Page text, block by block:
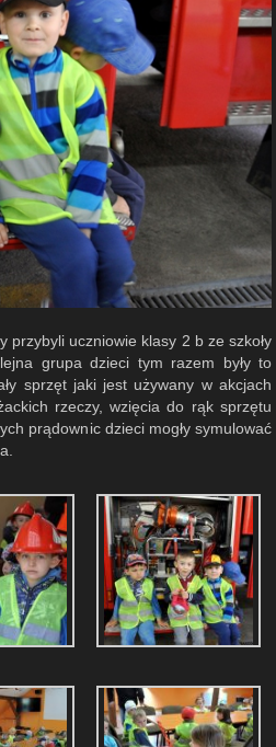
przybyli uczniowie klasy 2 b ze szkoły
grupa dzieci tym razem były to
sprzęt jaki jest używany w akcjach
rzeczy, wzięcia do rąk sprzętu
prądownic dzieci mogły symulować